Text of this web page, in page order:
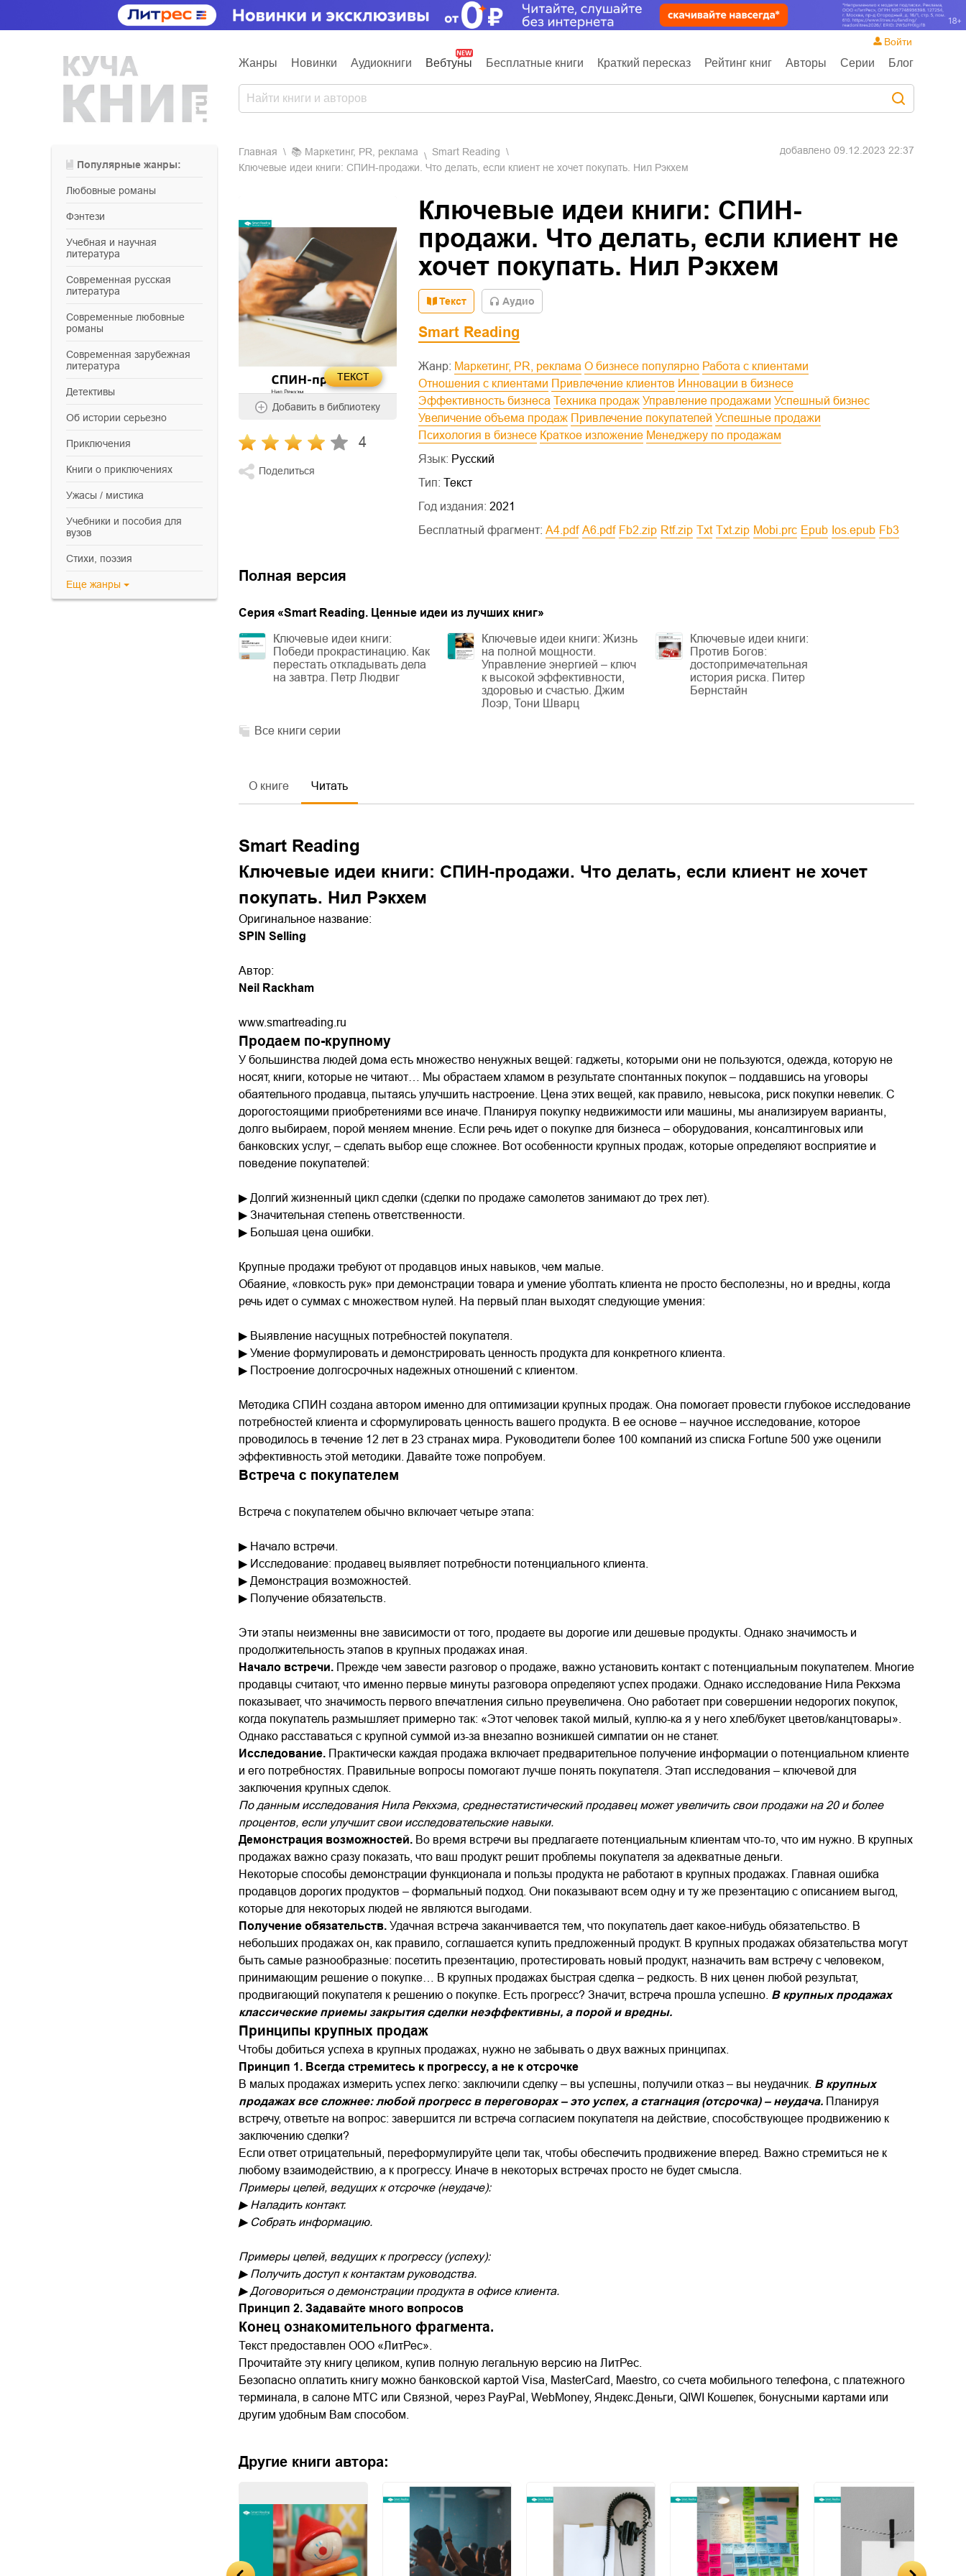
Жанры Новинки Аудиокниги Вебтуны Бесплатные книги Краткий пересказ Рейтинг книг Авторы Серии Блог
Войти
Популярные жанры:
любовные романы
фэнтези
учебная и научная
литература
современная русская
литература
современные любовные
романы
современная зарубежная
литература
детективы
об истории серьезно
приключения
книги о приключениях
ужасы / мистика
учебники и пособия для
вузов
cтихи, поэзия
Еще жанры
Главная 📚 маркетинг, PR, реклама
Smart Reading
Ключевые идеи книги: СПИН-продажи. Что делать, если клиент не хочет покупать. Нил Рэкхем
добавлено 09.12.2023 22:37
ТЕКСТ
Добавить в библиотеку
4
Поделиться
Ключевые идеи книги: СПИН-
продажи. Что делать, если клиент не
хочет покупать. Нил Рэкхем
Текст Aудио
Smart Reading
Жанр: Маркетинг, PR, реклама О бизнесе популярно
Работа с клиентами
Отношения с клиентами
Привлечение клиентов
Инновации в бизнесе
Эффективность бизнеса
Техника продаж Управление продажами
Успешный бизнес
Увеличение объема продаж
Привлечение покупателей
Успешные продажи
Психология в бизнесе
Краткое изложение
Менеджеру по продажам
Язык: Русский
Тип: Текст
Год издания: 2021
Бесплатный фрагмент:
a4.pdf a6.pdf fb2.zip rtf.zip txt txt.zip mobi.prc epub ios.epub fb3
Полная версия
Cерия «Smart Reading. Ценные идеи из лучших книг»
Ключевые идеи книги:
Победи прокрастинацию. Как
перестать откладывать дела
на завтра. Петр Людвиг
Ключевые идеи книги: Жизнь
на полной мощности.
Управление энергией – ключ
к высокой эффективности,
здоровью и счастью. Джим
Лоэр, Тони Шварц
Ключевые идеи книги:
Против Богов:
достопримечательная
история риска. Питер
Бернстайн
Все книги серии
О книге Читать
Smart Reading
Ключевые идеи книги: СПИН-продажи. Что делать, если клиент не хочет
покупать. Нил Рэкхем
Оригинальное название:
SPIN Selling
Автор:
Neil Rackham
www.smartreading.ru
Продаем по-крупному
У большинства людей дома есть множество ненужных вещей: гаджеты, которыми они не пользуются, одежда, которую не
носят, книги, которые не читают… Мы обрастаем хламом в результате спонтанных покупок – поддавшись на уговоры
обаятельного продавца, пытаясь улучшить настроение. Цена этих вещей, как правило, невысока, риск покупки невелик. С
дорогостоящими приобретениями все иначе. Планируя покупку недвижимости или машины, мы анализируем варианты,
долго выбираем, порой меняем мнение. Если речь идет о покупке для бизнеса – оборудования, консалтинговых или
банковских услуг, – сделать выбор еще сложнее. Вот особенности крупных продаж, которые определяют восприятие и
поведение покупателей:
▶ Долгий жизненный цикл сделки (сделки по продаже самолетов занимают до трех лет).
▶ Значительная степень ответственности.
▶ Большая цена ошибки.
Крупные продажи требуют от продавцов иных навыков, чем малые.
Обаяние, «ловкость рук» при демонстрации товара и умение уболтать клиента не просто бесполезны, но и вредны, когда
речь идет о суммах с множеством нулей. На первый план выходят следующие умения:
▶ Выявление насущных потребностей покупателя.
▶ Умение формулировать и демонстрировать ценность продукта для конкретного клиента.
▶ Построение долгосрочных надежных отношений с клиентом.
Методика СПИН создана автором именно для оптимизации крупных продаж. Она помогает провести глубокое исследование
потребностей клиента и сформулировать ценность вашего продукта. В ее основе – научное исследование, которое
проводилось в течение 12 лет в 23 странах мира. Руководители более 100 компаний из списка Fortune 500 уже оценили
эффективность этой методики. Давайте тоже попробуем.
Встреча с покупателем
Встреча с покупателем обычно включает четыре этапа:
▶ Начало встречи.
▶ Исследование: продавец выявляет потребности потенциального клиента.
▶ Демонстрация возможностей.
▶ Получение обязательств.
Эти этапы неизменны вне зависимости от того, продаете вы дорогие или дешевые продукты. Однако значимость и
продолжительность этапов в крупных продажах иная.
Начало встречи. Прежде чем завести разговор о продаже, важно установить контакт с потенциальным покупателем. Многие
продавцы считают, что именно первые минуты разговора определяют успех продажи. Однако исследование Нила Рекхэма
показывает, что значимость первого впечатления сильно преувеличена. Оно работает при совершении недорогих покупок,
когда покупатель размышляет примерно так: «Этот человек такой милый, куплю-ка я у него хлеб/букет цветов/канцтовары».
Однако расставаться с крупной суммой из-за внезапно возникшей симпатии он не станет.
Исследование. Практически каждая продажа включает предварительное получение информации о потенциальном клиенте
и его потребностях. Правильные вопросы помогают лучше понять покупателя. Этап исследования – ключевой для
заключения крупных сделок.
По данным исследования Нила Рекхэма, среднестатистический продавец может увеличить свои продажи на 20 и более
процентов, если улучшит свои исследовательские навыки.
Демонстрация возможностей. Во время встречи вы предлагаете потенциальным клиентам что-то, что им нужно. В крупных
продажах важно сразу показать, что ваш продукт решит проблемы покупателя за адекватные деньги.
Некоторые способы демонстрации функционала и пользы продукта не работают в крупных продажах. Главная ошибка
продавцов дорогих продуктов – формальный подход. Они показывают всем одну и ту же презентацию с описанием выгод,
которые для некоторых людей не являются выгодами.
Получение обязательств. Удачная встреча заканчивается тем, что покупатель дает какое-нибудь обязательство. В
небольших продажах он, как правило, соглашается купить предложенный продукт. В крупных продажах обязательства могут
быть самые разнообразные: посетить презентацию, протестировать новый продукт, назначить вам встречу с человеком,
принимающим решение о покупке… В крупных продажах быстрая сделка – редкость. В них ценен любой результат,
продвигающий покупателя к решению о покупке. Есть прогресс? Значит, встреча прошла успешно. В крупных продажах
классические приемы закрытия сделки неэффективны, а порой и вредны.
Принципы крупных продаж
Чтобы добиться успеха в крупных продажах, нужно не забывать о двух важных принципах.
Принцип 1. Всегда стремитесь к прогрессу, а не к отсрочке
В малых продажах измерить успех легко: заключили сделку – вы успешны, получили отказ – вы неудачник. В крупных
продажах все сложнее: любой прогресс в переговорах – это успех, а стагнация (отсрочка) – неудача. Планируя
встречу, ответьте на вопрос: завершится ли встреча согласием покупателя на действие, способствующее продвижению к
заключению сделки?
Если ответ отрицательный, переформулируйте цели так, чтобы обеспечить продвижение вперед. Важно стремиться не к
любому взаимодействию, а к прогрессу. Иначе в некоторых встречах просто не будет смысла.
Примеры целей, ведущих к отсрочке (неудаче):
▶ Наладить контакт.
▶ Собрать информацию.
Примеры целей, ведущих к прогрессу (успеху):
▶ Получить доступ к контактам руководства.
▶ Договориться о демонстрации продукта в офисе клиента.
Принцип 2. Задавайте много вопросов
Конец ознакомительного фрагмента.
Текст предоставлен ООО «ЛитРес».
Прочитайте эту книгу целиком, купив полную легальную версию на ЛитРес.
Безопасно оплатить книгу можно банковской картой Visa, MasterCard, Maestro, со счета мобильного телефона, с платежного
терминала, в салоне МТС или Связной, через PayPal, WebMoney, Яндекс.Деньги, QIWI Кошелек, бонусными картами или
другим удобным Вам способом.
Другие книги автора: